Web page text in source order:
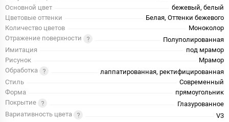
Основной цвет
бежевый, белый
Цветовые оттенки
Белая, Оттенки бежевого
Количество цветов
Моноколор
Отражение поверхности
Полуполированная
Имитация
под мрамор
Рисунок
Мрамор
Обработка
лаппатированная, ректифицированная
Стиль
Современный
Форма
прямоугольник
Покрытие
Глазурованное
Вариативность цвета
V3